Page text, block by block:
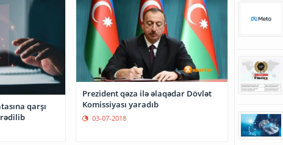
qarşı
Prezident qəza ilə əlaqədar Dövlət
Komissiyası yaradıb
03-07-2018